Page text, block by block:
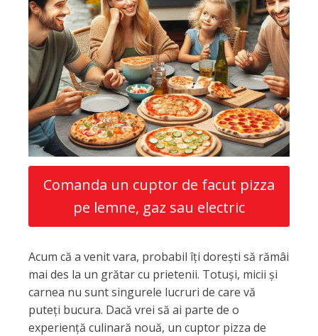
Comanda un cuptor de facut pizza
pe lemne, gaz sau electric
Acum că a venit vara, probabil îți dorești să rămâi
mai des la un grătar cu prietenii. Totuși, micii și
carnea nu sunt singurele lucruri de care vă
puteți bucura. Dacă vrei să ai parte de o
experiență culinară nouă, un cuptor pizza de